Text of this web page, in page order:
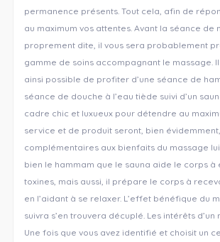
permanence présents. Tout cela, afin de
au maximum vos attentes. Avant la séance de
proprement dite, il vous sera probablement
gamme de soins accompagnant le massage.
ainsi possible de profiter d’une séance de
séance de douche à l’eau tiède suivi d’un
cadre chic et luxueux pour détendre au
service et de produit seront, bien évidemment,
complémentaires aux bienfaits du massage
bien le hammam que le sauna aide le corps à
toxines, mais aussi, il prépare le corps à
en l’aidant à se relaxer. L’effet bénéfique du
suivra s’en trouvera décuplé. Les intérêts d’un
Une fois que vous avez identifié et choisit un